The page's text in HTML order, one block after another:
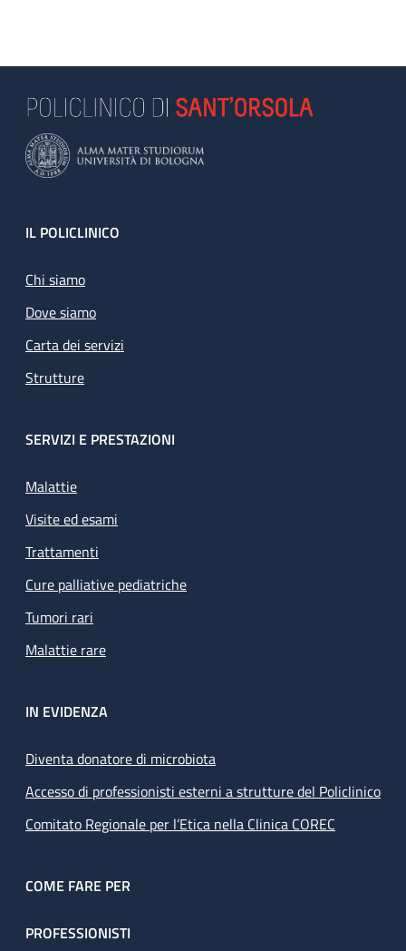
Footer
IL POLICLINICO
Chi siamo
Dove siamo
Carta dei servizi
Strutture
SERVIZI E PRESTAZIONI
Malattie
Visite ed esami
Trattamenti
Cure palliative pediatriche
Tumori rari
Malattie rare
IN EVIDENZA
Diventa donatore di microbiota
Accesso di professionisti esterni a strutture del Policlinico
Comitato Regionale per l’Etica nella Clinica COREC
COME FARE PER
PROFESSIONISTI